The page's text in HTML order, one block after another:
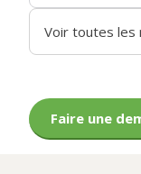
Voir toutes les
Faire une